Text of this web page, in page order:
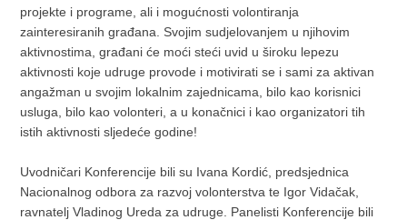
projekte i programe, ali i mogućnosti volontiranja
zainteresiranih građana. Svojim sudjelovanjem u njihovim
aktivnostima, građani će moći steći uvid u široku lepezu
aktivnosti koje udruge provode i motivirati se i sami za aktivan
angažman u svojim lokalnim zajednicama, bilo kao korisnici
usluga, bilo kao volonteri, a u konačnici i kao organizatori tih
istih aktivnosti sljedeće godine!
Uvodničari Konferencije bili su Ivana Kordić, predsjednica
Nacionalnog odbora za razvoj volonterstva te Igor Vidačak,
ravnatelj Vladinog Ureda za udruge. Panelisti Konferencije bili